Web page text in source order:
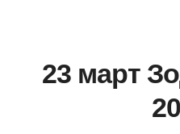
23 март